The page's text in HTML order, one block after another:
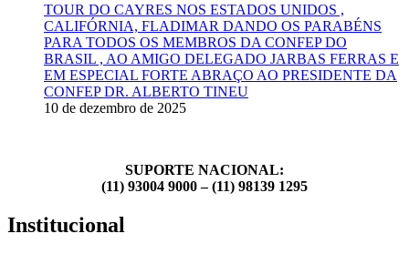
TOUR DO CAYRES NOS ESTADOS UNIDOS ,
CALIFÓRNIA, FLADIMAR DANDO OS PARABÉNS
PARA TODOS OS MEMBROS DA CONFEP DO
BRASIL , AO AMIGO DELEGADO JARBAS FERRAS E
EM ESPECIAL FORTE ABRAÇO AO PRESIDENTE DA
CONFEP DR. ALBERTO TINEU
10 de dezembro de 2025
SUPORTE NACIONAL:
(11) 93004 9000 – (11) 98139 1295
Institucional